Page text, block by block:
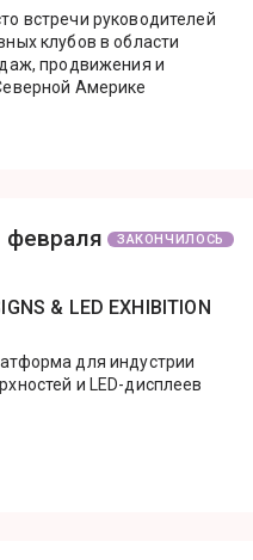
встречи руководителей
клубов в области
продвижения и
Америке
февраля ЗАКОНЧИЛОСЬ
& LED EXHIBITION
для индустрии
и LED-дисплеев